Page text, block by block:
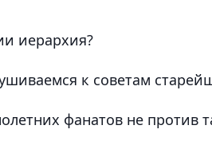
иерархия?
к советам
фанатов не против